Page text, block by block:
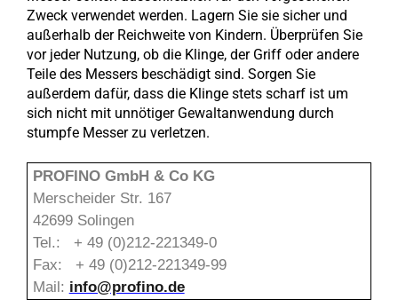
Zweck verwendet werden. Lagern Sie sie sicher und
außerhalb der Reichweite von Kindern. Überprüfen Sie
vor jeder Nutzung, ob die Klinge, der Griff oder andere
Teile des Messers beschädigt sind. Sorgen Sie
außerdem dafür, dass die Klinge stets scharf ist um
sich nicht mit unnötiger Gewaltanwendung durch
stumpfe Messer zu verletzen.
PROFINO GmbH & Co KG
Merscheider Str. 167
42699 Solingen
Tel.: + 49 (0)212-221349-0
Fax: + 49 (0)212-221349-99
Mail: info@profino.de